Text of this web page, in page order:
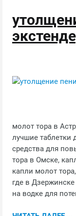
молот тора в
лучшие таблетки
средства для
тора в Омске,
капли молот
где в
на водке для